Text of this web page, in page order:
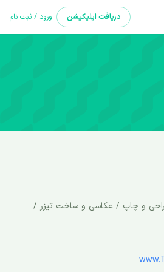
دریافت اپلیکیشن ورود / ثبت نام
و چاپ / عکاسی و ساخت تیزر /